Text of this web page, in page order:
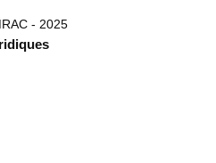
- 2025